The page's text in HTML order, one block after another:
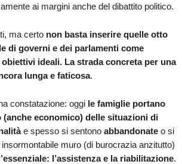
ai margini anche del dibattito politico.
ma certo non basta inserire quelle otto
di governi e dei parlamenti come
ideali. La strada concreta per una
lunga e faticosa.
constatazione: oggi le famiglie portano
(anche economico) delle situazioni di
e spesso si sentono abbandonate o si
muro (di burocrazia anzitutto)
l’assistenza e la riabilitazione.